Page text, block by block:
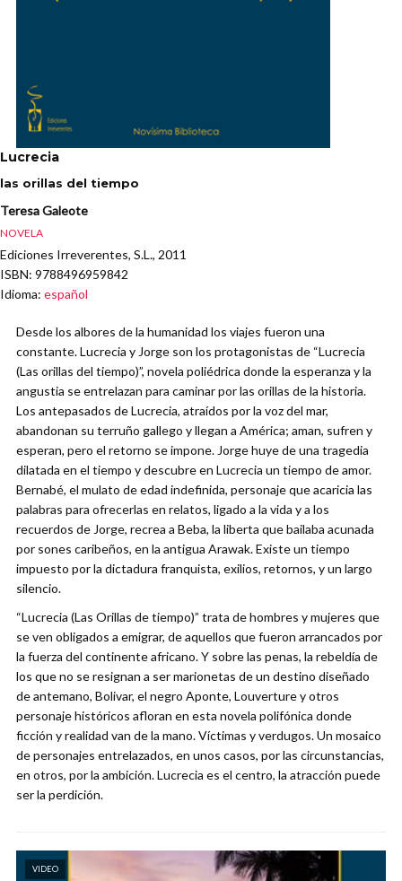
Lucrecia
las orillas del tiempo
Teresa Galeote
NOVELA
Ediciones Irreverentes, S.L., 2011
ISBN: 9788496959842
Idioma: español
Desde los albores de la humanidad los viajes fueron una
constante. Lucrecia y Jorge son los protagonistas de “Lucrecia
(Las orillas del tiempo)”, novela poliédrica donde la esperanza y la
angustia se entrelazan para caminar por las orillas de la historia.
Los antepasados de Lucrecia, atraídos por la voz del mar,
abandonan su terruño gallego y llegan a América; aman, sufren y
esperan, pero el retorno se impone. Jorge huye de una tragedia
dilatada en el tiempo y descubre en Lucrecia un tiempo de amor.
Bernabé, el mulato de edad indefinida, personaje que acaricia las
palabras para ofrecerlas en relatos, ligado a la vida y a los
recuerdos de Jorge, recrea a Beba, la liberta que bailaba acunada
por sones caribeños, en la antigua Arawak. Existe un tiempo
impuesto por la dictadura franquista, exilios, retornos, y un largo
silencio.
“Lucrecia (Las Orillas de tiempo)” trata de hombres y mujeres que
se ven obligados a emigrar, de aquellos que fueron arrancados por
la fuerza del continente africano. Y sobre las penas, la rebeldía de
los que no se resignan a ser marionetas de un destino diseñado
de antemano, Bolivar, el negro Aponte, Louverture y otros
personaje históricos afloran en esta novela polifónica donde
ficción y realidad van de la mano. Víctimas y verdugos. Un mosaico
de personajes entrelazados, en unos casos, por las circunstancias,
en otros, por la ambición. Lucrecia es el centro, la atracción puede
ser la perdición.
VIDEO